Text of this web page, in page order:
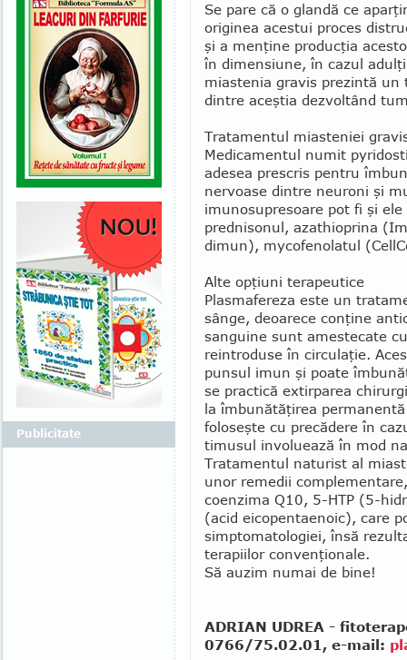
Se pare că o glandă ce
originea acestui proces
şi a menţine producţia
în dimensiune, în cazul
miastenia gravis prezintă
dintre aceştia dezvoltând
Tratamentul miasteniei
Medicamentul numit
adesea prescris pentru
nervoase dintre neuroni şi
imunosupresoare pot fi şi
prednisonul, azathioprina
dimun), mycofenolatul
Alte opţiuni terapeutice
Plasmafereza este un
sânge, deoarece conţine
sanguine sunt amestecate
reintroduse în circulaţie.
punsul imun şi poate
se practică extirparea
la îmbunătăţirea
foloseşte cu precădere în
timusul involuează în mod
Tratamentul naturist al
unor remedii
coenzima Q10, 5-HTP (5-
(acid eicopentaenoic), care
simptomatologiei, însă
terapiilor convenţionale.
Să auzim numai de bine!
ADRIAN UDREA -
0766/75.02.01, e-mail:
Publicitate